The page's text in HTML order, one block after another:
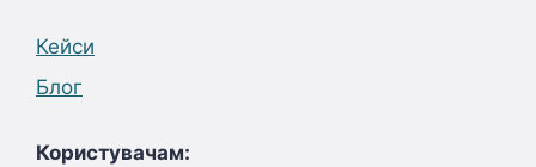
Кейси
Блог
Користувачам: